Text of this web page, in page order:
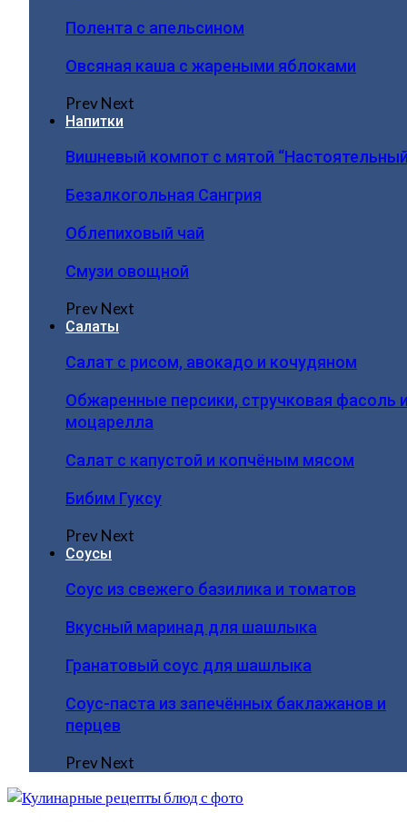
Полента с апельсином
Овсяная каша с жареными яблоками
PrevNext
Напитки
Вишневый компот с мятой
Безалкогольная Сангрия
Облепиховый чай
Смузи овощной
PrevNext
Салаты
Салат с рисом, авокадо и кочудяном
Обжаренные персики, стручковая фасоль
моцарелла
Салат с капустой и копчёным мясом
Бибим Гуксу
PrevNext
Соусы
Соус из свежего базилика и томатов
Вкусный маринад для шашлыка
Гранатовый соус для шашлыка
Соус-паста из запечённых баклажанов и
перцев
PrevNext